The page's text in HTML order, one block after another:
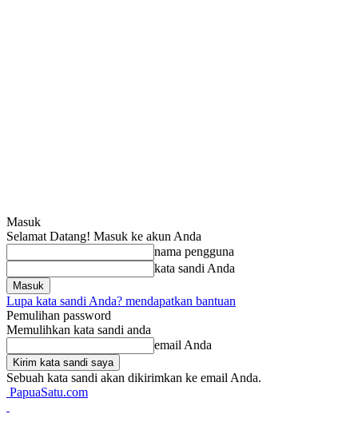
Masuk
Selamat Datang! Masuk ke akun Anda
nama pengguna
kata sandi Anda
Lupa kata sandi Anda? mendapatkan bantuan
Pemulihan password
Memulihkan kata sandi anda
email Anda
Sebuah kata sandi akan dikirimkan ke email Anda.
PapuaSatu.com